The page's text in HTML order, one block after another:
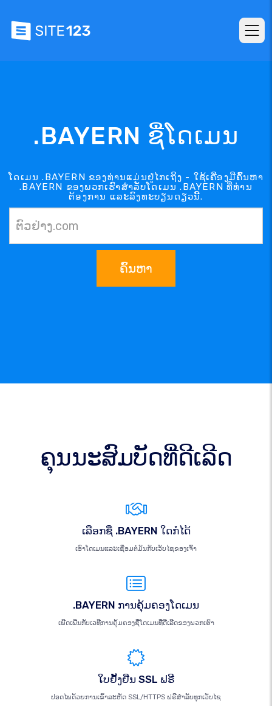
.BAYERN ຊື່ໂດເມນ
ໂດເມນ .BAYERN ຂອງທ່ານແມ່ນຢູ່ໄກເຖິງ - ໃຊ້ເຄື່ອງມືຄົ້ນຫາ
.BAYERN ຂອງພວກເຮົາສຳລັບໂດເມນ .BAYERN ທີ່ທ່ານ
ຕ້ອງການ ແລະລົງທະບຽນດຽວນີ້.
ຄົ້ນຫາ
ຄຸນນະສົມບັດທີ່ດີເລີດ
ເລືອກຊື່ .BAYERN ໃດກໍໄດ້
ເອົາໂດເມນແລະເຊື່ອມຕໍ່ມັນກັບເວັບໄຊຂອງເຈົ້າ
.BAYERN ການຄຸ້ມຄອງໂດເມນ
ເພີດເພີນກັບເວທີການຄຸ້ມຄອງຊື່ໂດເມນທີ່ດີເລີດຂອງພວກເຮົາ
ໃບຢັ້ງຢືນ SSL ຟຣີ
ປອດໄພດ້ວຍການເຂົ້າລະຫັດ SSL/HTTPS ຟຣີສຳລັບທຸກເວັບໄຊ